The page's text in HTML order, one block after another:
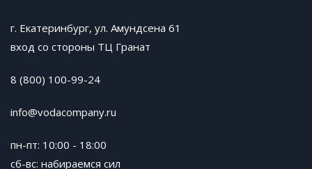
г. Екатеринбург, ул. Амундсена 61
вход со стороны ТЦ Гранат
8 (800) 100-99-24
info@vodacompany.ru
пн-пт: 10:00 - 18:00
сб-вс: набираемся сил